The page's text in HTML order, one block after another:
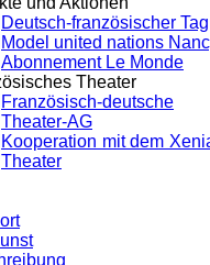
Deutsch-französischer Tag
Model united nations
Abonnement Le Monde
Theater
Französisch-deutsche
Theater-AG
Kooperation mit dem
Theater